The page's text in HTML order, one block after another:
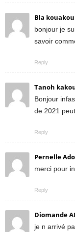
Bla
bonjour je
savoir
Reply
Tanoh
Bonjour
de 2021
Reply
Pernelle
merci pour
Reply
Diomande
je n arrivé